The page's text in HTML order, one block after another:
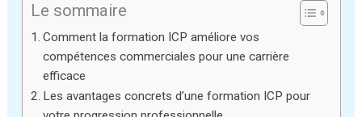
Le sommaire
Comment la formation ICP améliore vos
compétences commerciales pour une carrière
efficace
Les avantages concrets d’une formation ICP pour